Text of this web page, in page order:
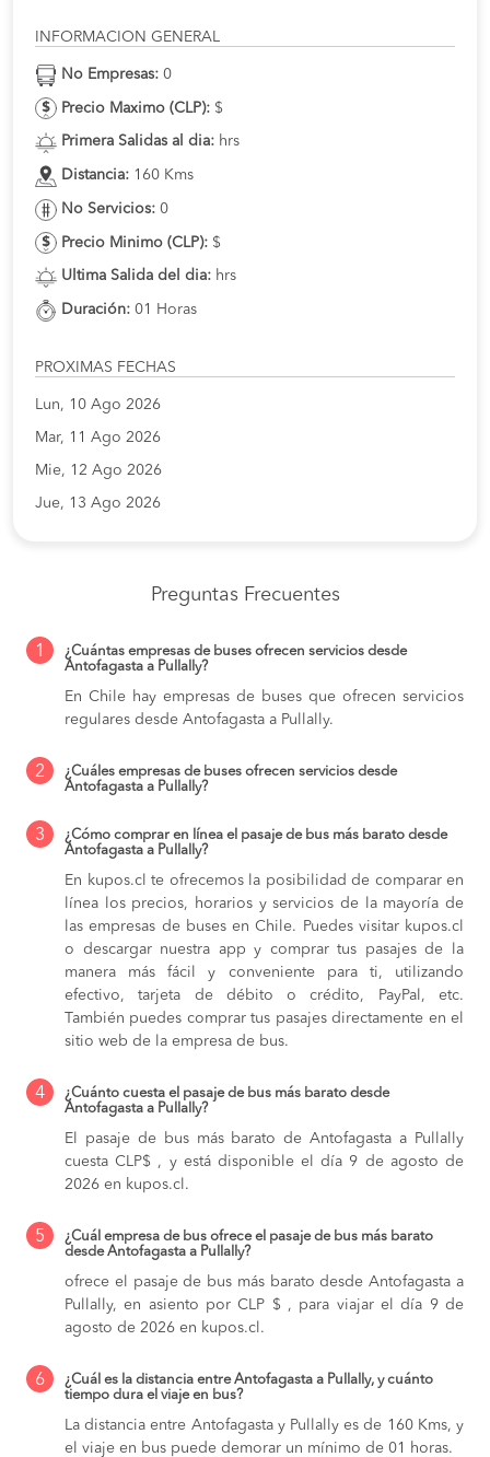
INFORMACION GENERAL
No Empresas: 0
Precio Maximo (CLP): $
Primera Salidas al dia: hrs
Distancia: 160 Kms
No Servicios: 0
Precio Minimo (CLP): $
Ultima Salida del dia: hrs
Duración: 01 Horas
PROXIMAS FECHAS
Lun, 10 Ago 2026
Mar, 11 Ago 2026
Mie, 12 Ago 2026
Jue, 13 Ago 2026
Preguntas Frecuentes
1
¿Cuántas empresas de buses ofrecen servicios desde
Antofagasta a Pullally?
En Chile hay empresas de buses que ofrecen servicios
regulares desde Antofagasta a Pullally.
2
¿Cuáles empresas de buses ofrecen servicios desde
Antofagasta a Pullally?
3
¿Cómo comprar en línea el pasaje de bus más barato desde
Antofagasta a Pullally?
En kupos.cl te ofrecemos la posibilidad de comparar en
línea los precios, horarios y servicios de la mayoría de
las empresas de buses en Chile. Puedes visitar kupos.cl
o descargar nuestra app y comprar tus pasajes de la
manera más fácil y conveniente para ti, utilizando
efectivo, tarjeta de débito o crédito, PayPal, etc.
También puedes comprar tus pasajes directamente en el
sitio web de la empresa de bus.
4
¿Cuánto cuesta el pasaje de bus más barato desde
Antofagasta a Pullally?
El pasaje de bus más barato de Antofagasta a Pullally
cuesta CLP$ , y está disponible el día 9 de agosto de
2026 en kupos.cl.
5
¿Cuál empresa de bus ofrece el pasaje de bus más barato
desde Antofagasta a Pullally?
ofrece el pasaje de bus más barato desde Antofagasta a
Pullally, en asiento por CLP $ , para viajar el día 9 de
agosto de 2026 en kupos.cl.
6
¿Cuál es la distancia entre Antofagasta a Pullally, y cuánto
tiempo dura el viaje en bus?
La distancia entre Antofagasta y Pullally es de 160 Kms, y
el viaje en bus puede demorar un mínimo de 01 horas.